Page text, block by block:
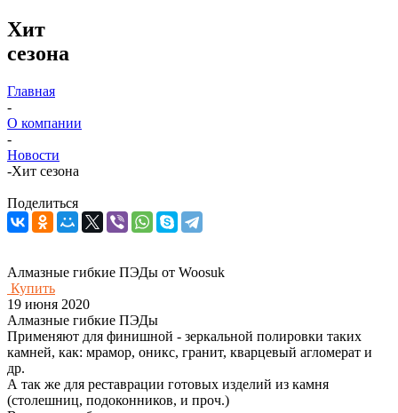
Хит
сезона
Главная
-
О компании
-
Новости
-Хит сезона
Поделиться
Алмазные гибкие ПЭДы от Woosuk
Купить
19 июня 2020
Алмазные гибкие ПЭДы
Применяют для финишной - зеркальной полировки таких
камней, как: мрамор, оникс, гранит, кварцевый агломерат и
др.
А так же для реставрации готовых изделий из камня
(столешниц, подоконников, и проч.)